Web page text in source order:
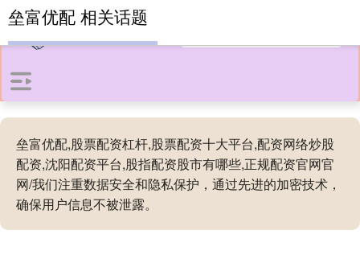
垒富优配,股票配资杠杆,股票配资十大平台,配资网络炒股
配资,沈阳配资平台,股指配资股市有哪些,正规配资官网官
网/我们注重数据安全和隐私保护，通过先进的加密技术，
确保用户信息不被泄露。
垒富优配 相关话题